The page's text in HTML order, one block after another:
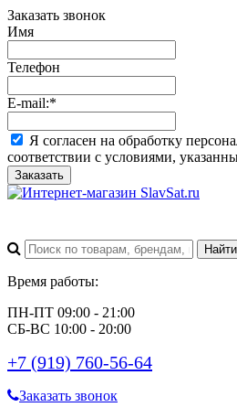
Заказать звонок
Имя
Телефон
E-mail:*
Я согласен на обработку
соответствии с условиями,
Заказать
Время работы:
ПН-ПТ 09:00 - 21:00
СБ-ВС 10:00 - 20:00
+7 (919) 760-56-64
Заказать звонок